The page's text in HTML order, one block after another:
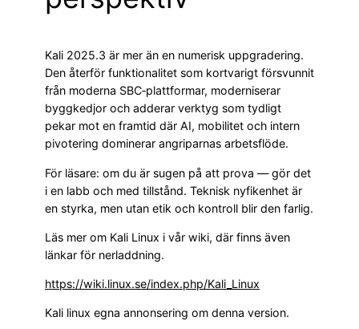
Kali 2025.3 är mer än en numerisk uppgradering.
Den återför funktionalitet som kortvarigt försvunnit
från moderna SBC‑plattformar, moderniserar
bygg­kedjor och adderar verktyg som tydligt
pekar mot en framtid där AI, mobilitet och intern
pivotering dominerar angriparnas arbetsflöde.
För läsare: om du är sugen på att prova — gör det
i en labb och med tillstånd. Teknisk nyfikenhet är
en styrka, men utan etik och kontroll blir den farlig.
Läs mer om Kali Linux i vår wiki, där finns även
länkar för nerladdning.
https://wiki.linux.se/index.php/Kali_Linux
Kali linux egna annonsering om denna version.